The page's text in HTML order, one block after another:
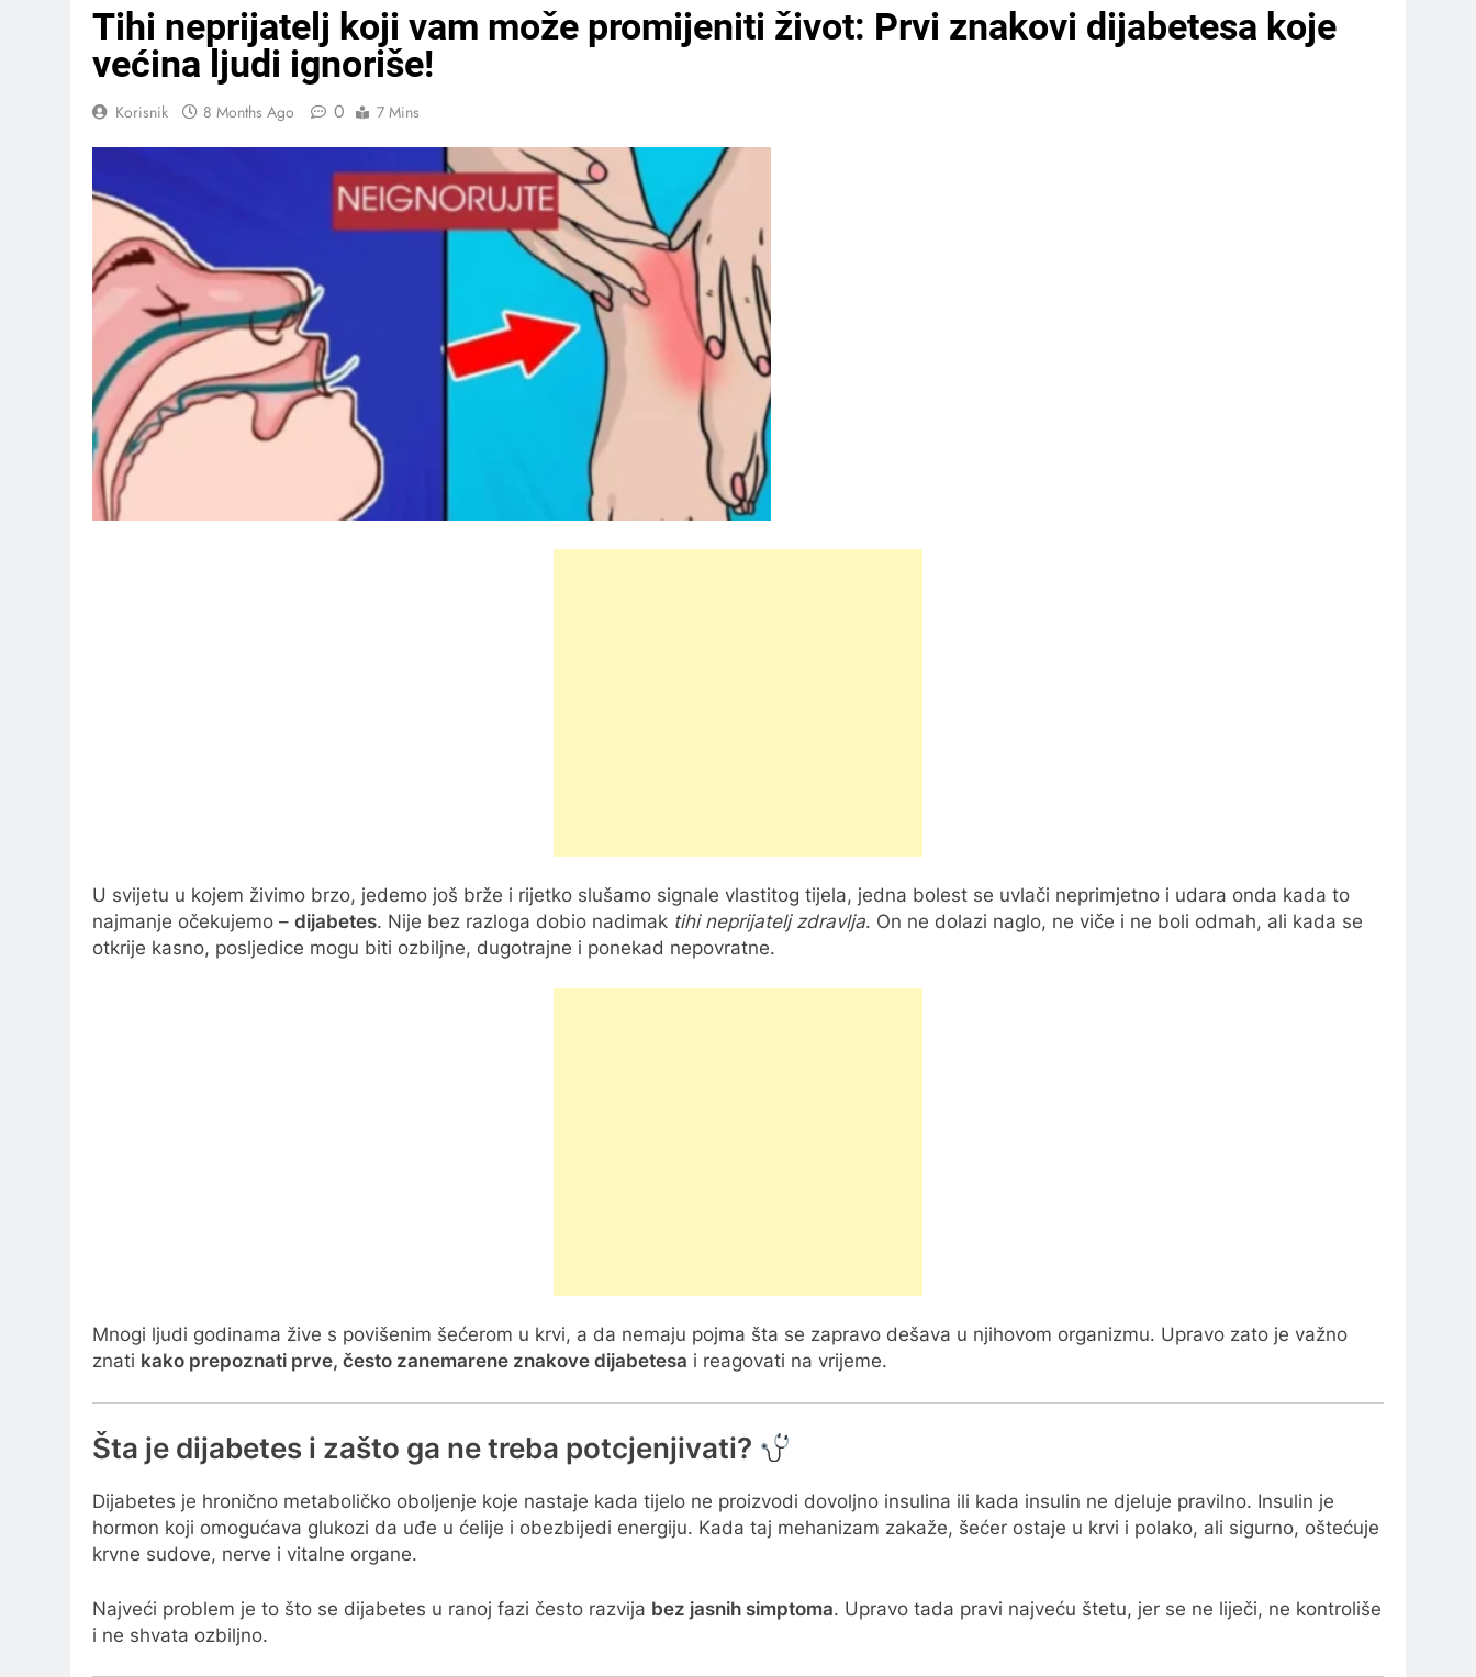
Tihi neprijatelj koji vam može promijeniti život: Prvi znakovi dijabetesa koje
većina ljudi ignoriše!
Korisnik 8 Months Ago 0 7 Mins
U svijetu u kojem živimo brzo, jedemo još brže i rijetko slušamo signale vlastitog tijela, jedna bolest se uvlači neprimjetno i udara onda kada to
najmanje očekujemo – dijabetes. Nije bez razloga dobio nadimak tihi neprijatelj zdravlja. On ne dolazi naglo, ne viče i ne boli odmah, ali kada se
otkrije kasno, posljedice mogu biti ozbiljne, dugotrajne i ponekad nepovratne.
Mnogi ljudi godinama žive s povišenim šećerom u krvi, a da nemaju pojma šta se zapravo dešava u njihovom organizmu. Upravo zato je važno
znati kako prepoznati prve, često zanemarene znakove dijabetesa i reagovati na vrijeme.
Šta je dijabetes i zašto ga ne treba potcjenjivati?
Dijabetes je hronično metaboličko oboljenje koje nastaje kada tijelo ne proizvodi dovoljno insulina ili kada insulin ne djeluje pravilno. Insulin je
hormon koji omogućava glukozi da uđe u ćelije i obezbijedi energiju. Kada taj mehanizam zakaže, šećer ostaje u krvi i polako, ali sigurno, oštećuje
krvne sudove, nerve i vitalne organe.
Najveći problem je to što se dijabetes u ranoj fazi često razvija bez jasnih simptoma. Upravo tada pravi najveću štetu, jer se ne liječi, ne kontroliše
i ne shvata ozbiljno.